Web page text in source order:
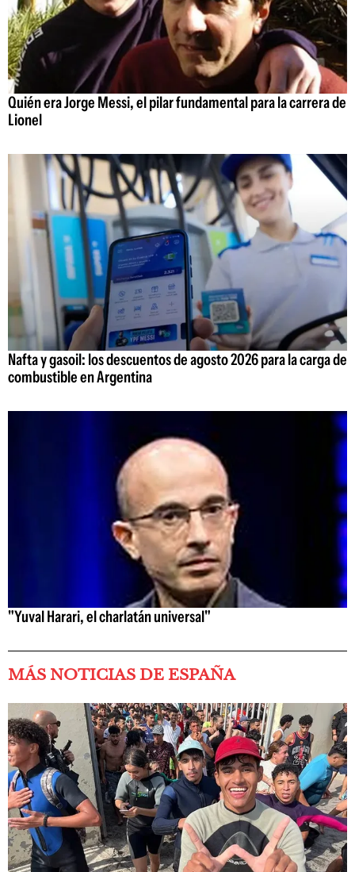
Quién era Jorge Messi, el pilar fundamental para la carrera de
Lionel
Nafta y gasoil: los descuentos de agosto 2026 para la carga de
combustible en Argentina
"Yuval Harari, el charlatán universal"
MÁS NOTICIAS DE ESPAÑA